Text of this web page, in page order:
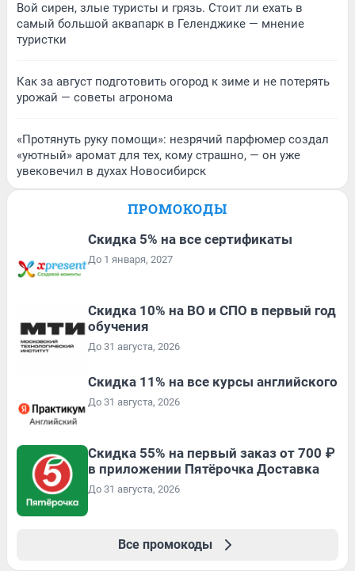
Вой сирен, злые туристы и грязь. Стоит ли ехать в
самый большой аквапарк в Геленджике — мнение
туристки
Как за август подготовить огород к зиме и не потерять
урожай — советы агронома
«Протянуть руку помощи»: незрячий парфюмер создал
«уютный» аромат для тех, кому страшно, — он уже
увековечил в духах Новосибирск
ПРОМОКОДЫ
Скидка 5% на все сертификаты
До 1 января, 2027
Скидка 10% на ВО и СПО в первый год
обучения
До 31 августа, 2026
Скидка 11% на все курсы английского
До 31 августа, 2026
Скидка 55% на первый заказ от 700 ₽
в приложении Пятёрочка Доставка
До 31 августа, 2026
Все промокоды